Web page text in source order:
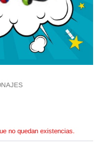
no quedan existencias.